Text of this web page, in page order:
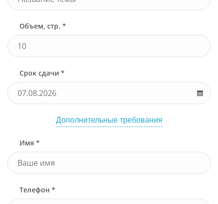
Объем, стр. *
Срок сдачи *
Дополнительные требования
Имя *
Телефон *